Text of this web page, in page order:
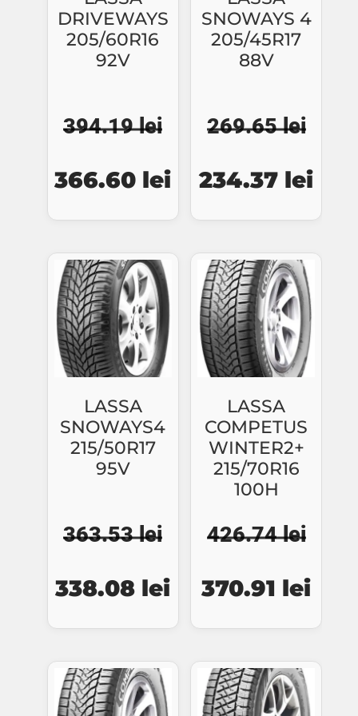
DRIVEWAYS
205/60R16
92V
394.19lei
inițial
a
fost:
394.19 lei.
366.60 lei
curent
este:
366.60 lei.
SNOWAYS 4
205/45R17
88V
269.65lei
inițial
a
fost:
269.65 lei.
234.37 lei
LASSA
SNOWAYS4
215/50R17
95V
363.53lei
inițial
a
fost:
363.53 lei.
338.08 lei
curent
este:
338.08 lei.
LASSA
COMPETUS
WINTER2+
215/70R16
100H
426.74lei
inițial
a
fost:
426.74 lei.
370.91 lei